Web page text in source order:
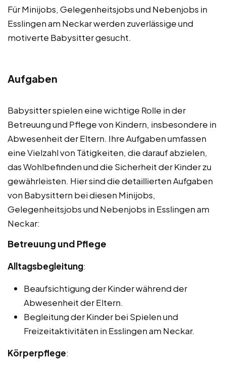
Für Minijobs, Gelegenheitsjobs und Nebenjobs in
Esslingen am Neckar werden zuverlässige und
motiverte Babysitter gesucht.
Aufgaben
Babysitter spielen eine wichtige Rolle in der
Betreuung und Pflege von Kindern, insbesondere in
Abwesenheit der Eltern. Ihre Aufgaben umfassen
eine Vielzahl von Tätigkeiten, die darauf abzielen,
das Wohlbefinden und die Sicherheit der Kinder zu
gewährleisten. Hier sind die detaillierten Aufgaben
von Babysittern bei diesen Minijobs,
Gelegenheitsjobs und Nebenjobs in Esslingen am
Neckar:
Betreuung und Pflege
Alltagsbegleitung:
Beaufsichtigung der Kinder während der
Abwesenheit der Eltern.
Begleitung der Kinder bei Spielen und
Freizeitaktivitäten in Esslingen am Neckar.
Körperpflege: